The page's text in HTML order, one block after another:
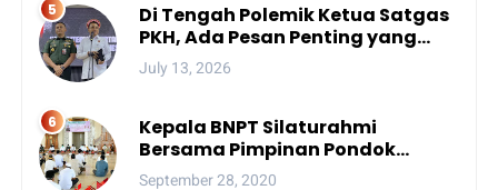
Di Tengah Polemik Ketua Satgas
PKH, Ada Pesan Penting yang
Ditegaskan ke Publik
July 13, 2026
Kepala BNPT Silaturahmi
Bersama Pimpinan Pondok
Pesantren Se-Sulsel
September 28, 2020